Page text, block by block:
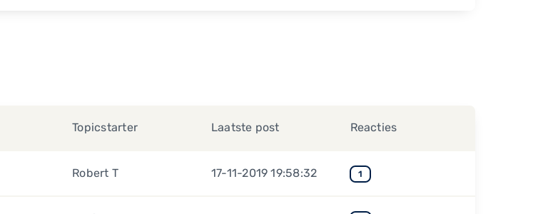
Topicstarter Laatste post Reacties
Robert T 17-11-2019 19:58:32 1